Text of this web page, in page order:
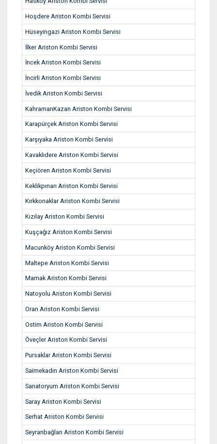
Hoşdere Ariston Kombi Servisi
Hüseyingazi Ariston Kombi Servisi
İlker Ariston Kombi Servisi
İncek Ariston Kombi Servisi
İncirli Ariston Kombi Servisi
İvedik Ariston Kombi Servisi
KahramanKazan Ariston Kombi Servisi
Karapürçek Ariston Kombi Servisi
Karşıyaka Ariston Kombi Servisi
Kavaklıdere Ariston Kombi Servisi
Keçiören Ariston Kombi Servisi
Keklikpınarı Ariston Kombi Servisi
Kırkkonaklar Ariston Kombi Servisi
Kızılay Ariston Kombi Servisi
Kuşçağız Ariston Kombi Servisi
Macunköy Ariston Kombi Servisi
Maltepe Ariston Kombi Servisi
Mamak Ariston Kombi Servisi
Natoyolu Ariston Kombi Servisi
Oran Ariston Kombi Servisi
Ostim Ariston Kombi Servisi
Öveçler Ariston Kombi Servisi
Pursaklar Ariston Kombi Servisi
Saimekadın Ariston Kombi Servisi
Sanatoryum Ariston Kombi Servisi
Saray Ariston Kombi Servisi
Serhat Ariston Kombi Servisi
Seyranbağları Ariston Kombi Servisi